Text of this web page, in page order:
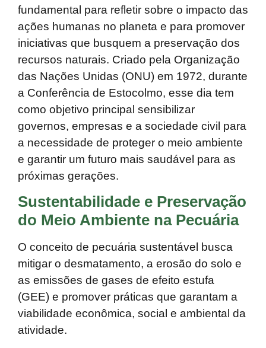
fundamental para refletir sobre o impacto das
ações humanas no planeta e para promover
iniciativas que busquem a preservação dos
recursos naturais. Criado pela Organização
das Nações Unidas (ONU) em 1972, durante
a Conferência de Estocolmo, esse dia tem
como objetivo principal sensibilizar
governos, empresas e a sociedade civil para
a necessidade de proteger o meio ambiente
e garantir um futuro mais saudável para as
próximas gerações.
Sustentabilidade e Preservação
do Meio Ambiente na Pecuária
O conceito de pecuária sustentável busca
mitigar o desmatamento, a erosão do solo e
as emissões de gases de efeito estufa
(GEE) e promover práticas que garantam a
viabilidade econômica, social e ambiental da
atividade.